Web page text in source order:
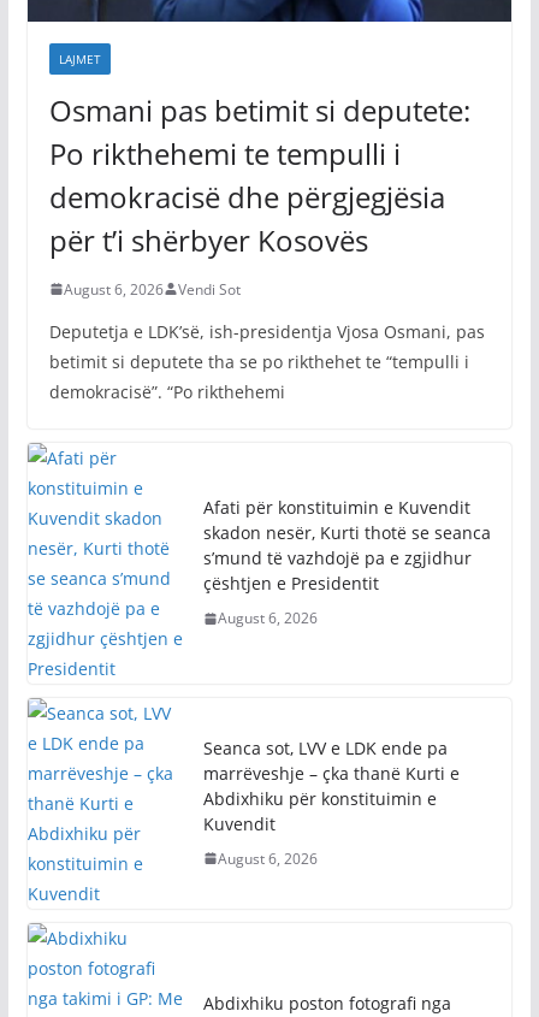
LAJMET
Osmani pas betimit si deputete:
Po rikthehemi te tempulli i
demokracisë dhe përgjegjësia
për t’i shërbyer Kosovës
August 6, 2026 Vendi Sot
Deputetja e LDK’së, ish-presidentja Vjosa Osmani, pas
betimit si deputete tha se po rikthehet te “tempulli i
demokracisë”. “Po rikthehemi
Afati për konstituimin e Kuvendit
skadon nesër, Kurti thotë se seanca
s’mund të vazhdojë pa e zgjidhur
çështjen e Presidentit
August 6, 2026
Seanca sot, LVV e LDK ende pa
marrëveshje – çka thanë Kurti e
Abdixhiku për konstituimin e
Kuvendit
August 6, 2026
Abdixhiku poston fotografi nga